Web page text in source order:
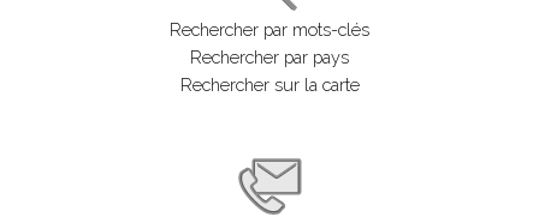
Rechercher par mots-clés
Rechercher par pays
Rechercher sur la carte